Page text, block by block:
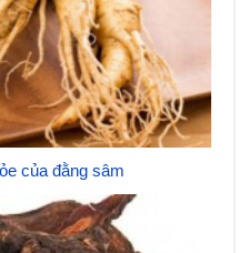
của đằng sâm